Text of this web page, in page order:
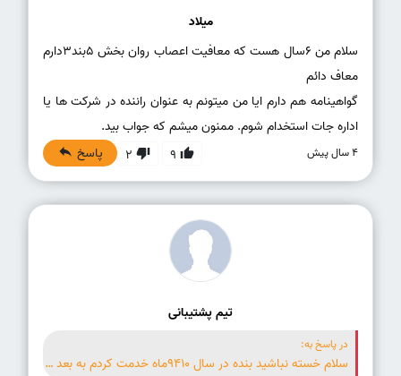
میلاد
سلام من 6سال هست که معافیت اعصاب روان بخش 5بند3دارم
گواهینامه هم دارم ایا من میتونم به عنوان راننده در شرکت ها یا
اداره جات استخدام شوم. ممنون میشم که جواب بید.
4 سال پیش 9
2 پاسخ
تیم پشتیبانی
در پاسخ به:
سلام خسته نباشید بنده در سال 9410ماه خدمت کردم به بعد معاف پزشکی بخش 5بند1شدم آیا گواهی نامه میتونم بگیرم . چون هیچ مشکلی ندارم.